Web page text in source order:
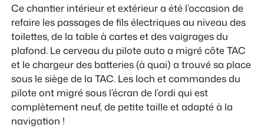
Ce chantier intérieur et extérieur a été l’occasion de
refaire les passages de fils électriques au niveau des
toilettes, de la table à cartes et des vaigrages du
plafond. Le cerveau du pilote auto a migré côte TAC
et le chargeur des batteries (à quai) a trouvé sa place
sous le siège de la TAC. Les loch et commandes du
pilote ont migré sous l’écran de l’ordi qui est
complètement neuf, de petite taille et adapté à la
navigation !